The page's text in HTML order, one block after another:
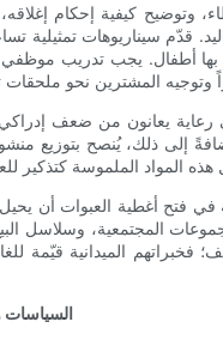
قدّم سيناريوهات تمثيلية
أطفال. يجب تدريب موظفي
يعانون من ضعف
إلى ذلك، يُنصح بتوزيع
فتح أغطية العبوات أن
المجتمعية، وسلاسل
الميدانية قيّمة
السياسات